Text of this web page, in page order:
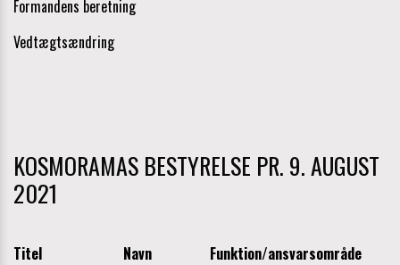
Formandens beretning
Vedtægtsændring
KOSMORAMAS BESTYRELSE PR. 9. AUGUST
2021
Titel Navn Funktion/ansvarsområde